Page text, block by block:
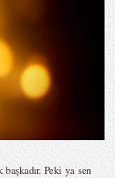
başkadır. Peki ya sen